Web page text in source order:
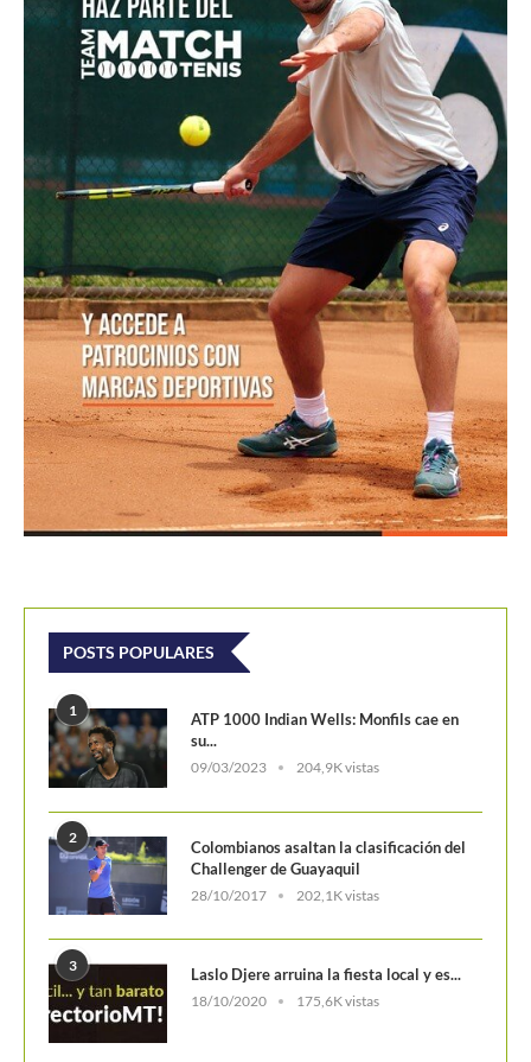
POSTS POPULARES
1
ATP 1000 Indian Wells: Monfils cae en
su...
09/03/2023 204,9K vistas
2
Colombianos asaltan la clasificación del
Challenger de Guayaquil
28/10/2017 202,1K vistas
3 Laslo Djere arruina la fiesta local y es...
18/10/2020 175,6K vistas